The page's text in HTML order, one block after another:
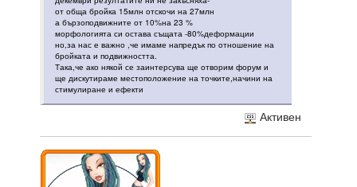
от обща бройка 15млн отскочи на 27млн
а бързоподвижните от 10%на 23 %
морфологията си остава същата -80%деформации
но,за нас е важно ,че имаме напредък по отношение на
бройката и подвижността.
Така,че ако някой се заинтерсува ще отворим форум и
ще дискутираме местоположение на точките,начини на
стимулиране и ефекти
Активен